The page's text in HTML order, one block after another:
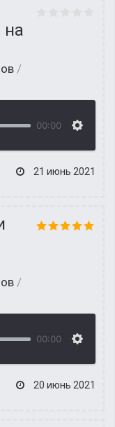
/
00:00
21 июнь 2021
/
00:00
20 июнь 2021